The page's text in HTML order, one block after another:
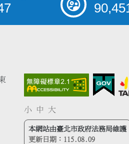
小 中 大
本網站由臺北市政府法務局維護
更新日期： 115.08.09